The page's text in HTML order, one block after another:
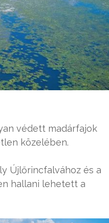
védett madárfajok
közelében.
Újlőrincfalvához és a
hallani lehetett a